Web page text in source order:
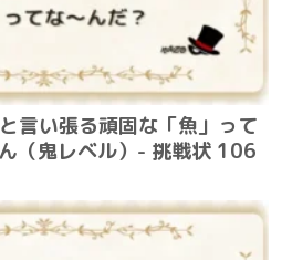
言い張る頑固な「魚」って
（鬼レベル）- 挑戦状 106